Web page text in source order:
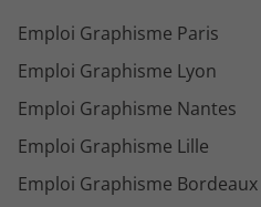
Emploi Graphisme Paris
Emploi Graphisme Lyon
Emploi Graphisme Nantes
Emploi Graphisme Lille
Emploi Graphisme Bordeaux